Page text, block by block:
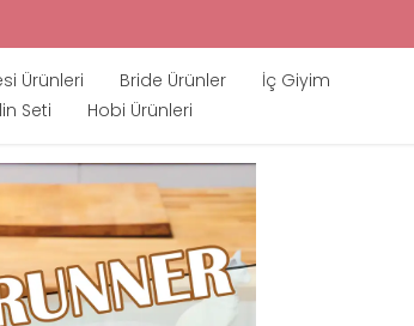
Ürünleri Bride Ürünler
İç Giyim
Seti
Hobi Ürünleri